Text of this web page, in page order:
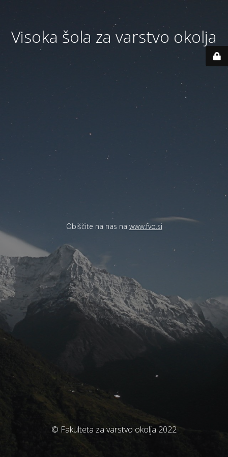
Visoka šola za varstvo okolja
Obiščite na nas na www.fvo.si
© Fakulteta za varstvo okolja 2022